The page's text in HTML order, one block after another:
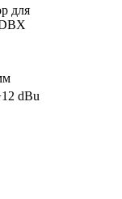
для
dBu